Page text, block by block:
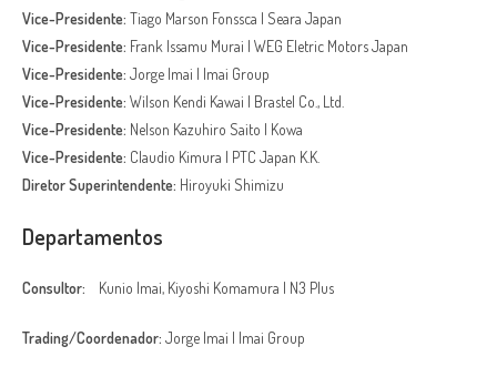
Vice-Presidente: Tiago Marson Fonssca | Seara Japan
Vice-Presidente: Frank Issamu Murai | WEG Eletric Motors Japan
Vice-Presidente: Jorge Imai | Imai Group
Vice-Presidente: Wilson Kendi Kawai | Brastel Co., Ltd.
Vice-Presidente: Nelson Kazuhiro Saito | Kowa
Vice-Presidente: Claudio Kimura | PTC Japan K.K.
Diretor Superintendente: Hiroyuki Shimizu
Departamentos
Consultor: Kunio Imai, Kiyoshi Komamura | N3 Plus
Trading/Coordenador: Jorge Imai | Imai Group